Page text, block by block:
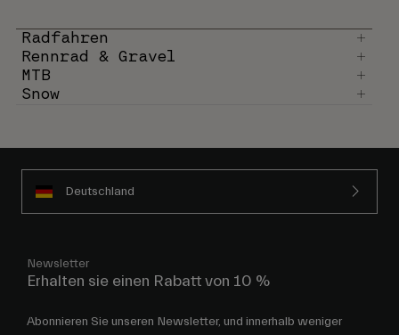
Radfahren
Rennrad & Gravel
MTB
Snow
Deutschland
Newsletter
Erhalten sie einen Rabatt von 10 %
Abonnieren Sie unseren Newsletter, und innerhalb weniger